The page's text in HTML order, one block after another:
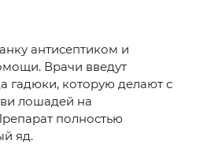
антисептиком и
Врачи введут
гадюки, которую делают с
лошадей на
полностью
яд.